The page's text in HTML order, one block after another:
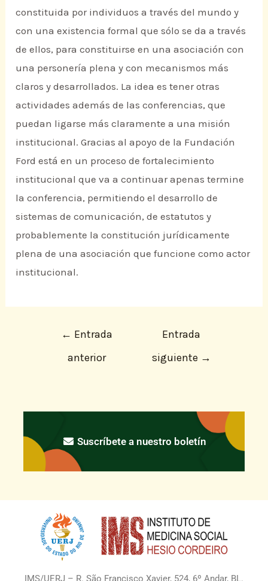
constituida por individuos a través del mundo y
con una existencia formal que sólo se da a través
de ellos, para constituirse en una asociación con
una personería plena y con mecanismos más
claros y desarrollados. La idea es tener otras
actividades además de las conferencias, que
puedan ligarse más claramente a una misión
institucional. Gracias al apoyo de la Fundación
Ford está en un proceso de fortalecimiento
institucional que va a continuar apenas termine
la conferencia, permitiendo el desarrollo de
sistemas de comunicación, de estatutos y
probablemente la constitución jurídicamente
plena de una asociación que funcione como actor
institucional.
← Entrada
anterior
Entrada
siguiente →
Suscríbete a nuestro boletín
IMS/UERJ – R. São Francisco Xavier, 524, 6º Andar, BL.